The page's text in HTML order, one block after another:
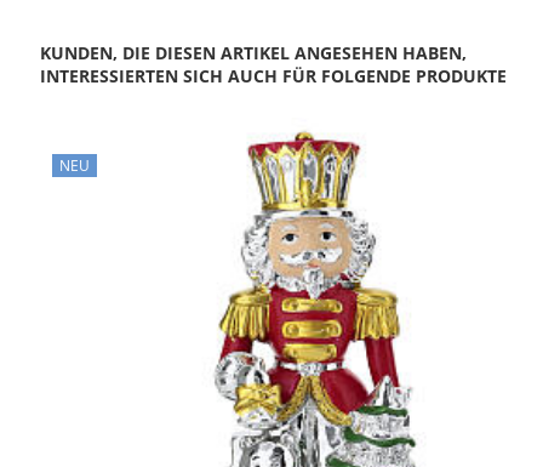
KUNDEN, DIE DIESEN ARTIKEL ANGESEHEN HABEN,
INTERESSIERTEN SICH AUCH FÜR FOLGENDE PRODUKTE
NEU